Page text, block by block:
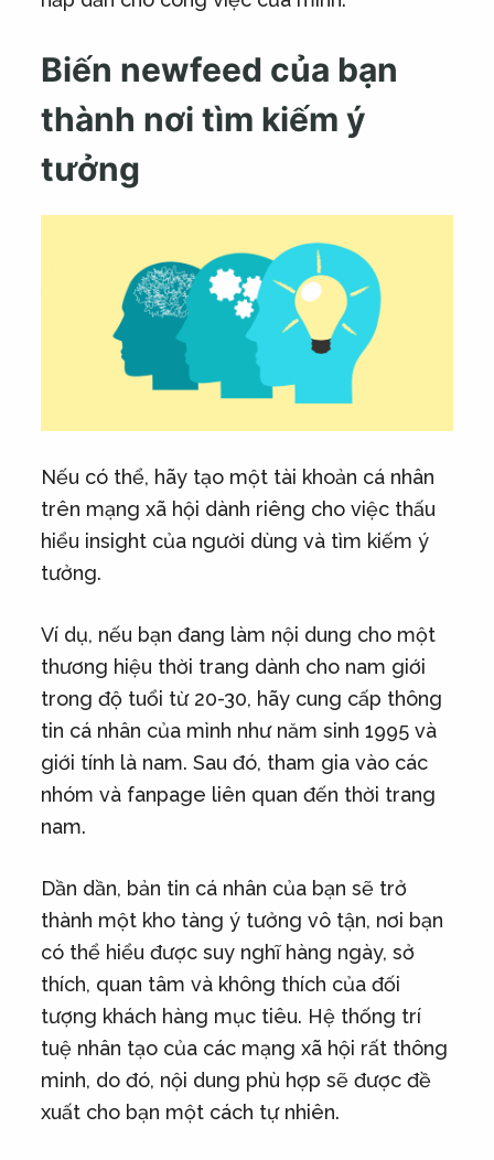
Biến newfeed của bạn
thành nơi tìm kiếm ý
tưởng
Nếu có thể, hãy tạo một tài khoản cá nhân
trên mạng xã hội dành riêng cho việc thấu
hiểu insight của người dùng và tìm kiếm ý
tưởng.
Ví dụ, nếu bạn đang làm nội dung cho một
thương hiệu thời trang dành cho nam giới
trong độ tuổi từ 20-30, hãy cung cấp thông
tin cá nhân của mình như năm sinh 1995 và
giới tính là nam. Sau đó, tham gia vào các
nhóm và fanpage liên quan đến thời trang
nam.
Dần dần, bản tin cá nhân của bạn sẽ trở
thành một kho tàng ý tưởng vô tận, nơi bạn
có thể hiểu được suy nghĩ hàng ngày, sở
thích, quan tâm và không thích của đối
tượng khách hàng mục tiêu. Hệ thống trí
tuệ nhân tạo của các mạng xã hội rất thông
minh, do đó, nội dung phù hợp sẽ được đề
xuất cho bạn một cách tự nhiên.